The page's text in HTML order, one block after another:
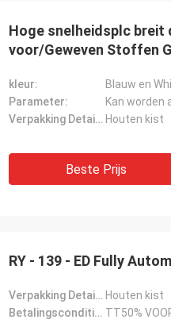
Hoge snelheidsplc breit
voor/Geweven Stoffen
kleur:
Blauw en
Parameter:
Kan worden
Verpakking Details: Houten kist
Beste Prijs
RY - 139 - ED Fully
Verpakking Details: Houten kist
Betalingscondities: TT50%